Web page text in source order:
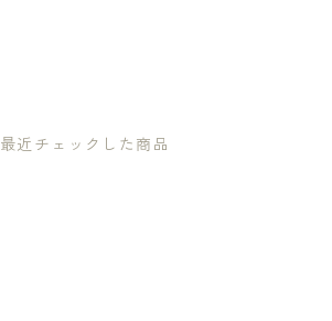
最近チェックした商品